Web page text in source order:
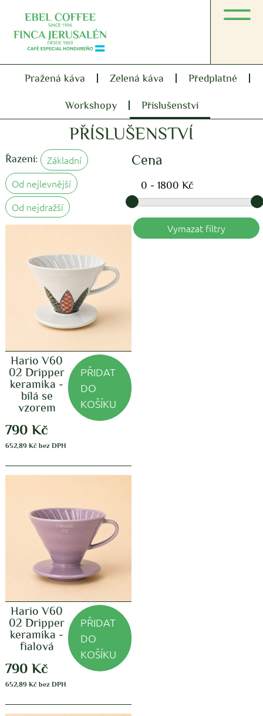
Pražená káva Zelená káva Předplatné
Workshopy Příslušenství
PŘÍSLUŠENSTVÍ
Cena
Vymazat filtry
Řazení:
Základní
Od nejlevnější
Od nejdražší
Hario V60
02 Dripper
keramika -
bílá se
vzorem
790 Kč
652,89 Kčbez DPH
PŘIDAT
DO
KOŠÍKU
Hario V60
02 Dripper
keramika -
fialová
790 Kč
652,89 Kčbez DPH
PŘIDAT
DO
KOŠÍKU